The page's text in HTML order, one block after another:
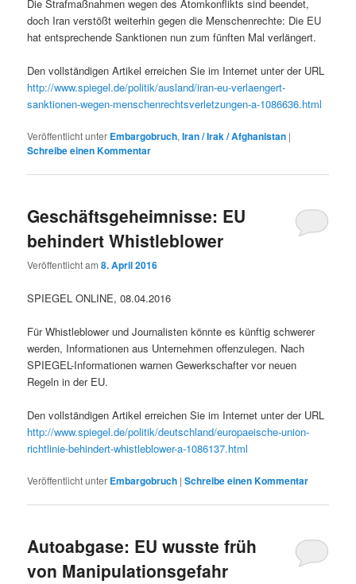
Die Strafmaßnahmen wegen des Atomkonflikts sind beendet,
doch Iran verstößt weiterhin gegen die Menschenrechte: Die EU
hat entsprechende Sanktionen nun zum fünften Mal verlängert.
Den vollständigen Artikel erreichen Sie im Internet unter der URL
http://www.spiegel.de/politik/ausland/iran-eu-verlaengert-
sanktionen-wegen-menschenrechtsverletzungen-a-1086636.html
Veröffentlicht unter Embargobruch,Iran / Irak / Afghanistan |
Schreibe einen Kommentar
Geschäftsgeheimnisse: EU
behindert Whistleblower
Veröffentlicht am8. April 2016
SPIEGEL ONLINE, 08.04.2016
Für Whistleblower und Journalisten könnte es künftig schwerer
werden, Informationen aus Unternehmen offenzulegen. Nach
SPIEGEL-Informationen warnen Gewerkschafter vor neuen
Regeln in der EU.
Den vollständigen Artikel erreichen Sie im Internet unter der URL
http://www.spiegel.de/politik/deutschland/europaeische-union-
richtlinie-behindert-whistleblower-a-1086137.html
Veröffentlicht unter Embargobruch |Schreibe einen Kommentar
Autoabgase: EU wusste früh
von Manipulationsgefahr